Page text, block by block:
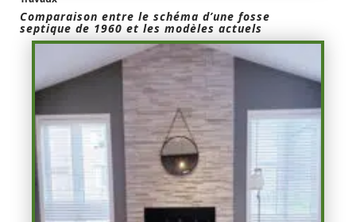
Comparaison entre le schéma d’une fosse
septique de 1960 et les modèles actuels